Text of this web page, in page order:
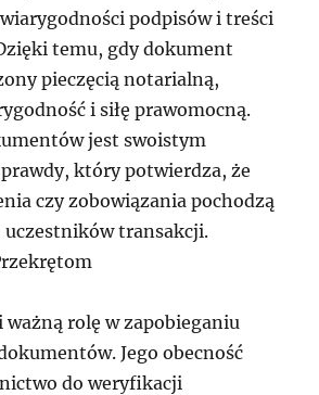
podpisów i treści
temu, gdy dokument
pieczęcią notarialną,
i siłę prawomocną.
jest swoistym
który potwierdza, że
czy zobowiązania pochodzą
transakcji.
ważną rolę w zapobieganiu
Jego obecność
do weryfikacji